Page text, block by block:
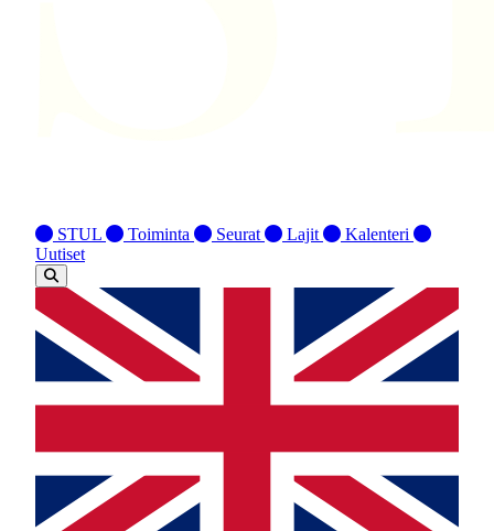
STUL Toiminta Seurat Lajit
Kalenteri
Uutiset